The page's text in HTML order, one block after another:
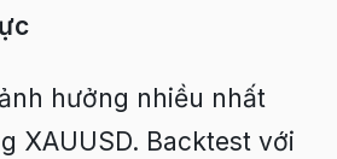
hưởng nhiều nhất
XAUUSD. Backtest với